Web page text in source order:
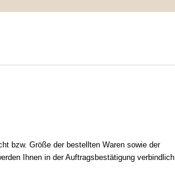
bzw. Größe der bestellten Waren sowie der
Ihnen in der Auftragsbestätigung verbindlich